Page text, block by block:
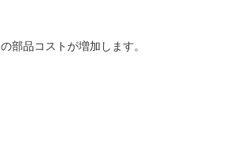
部品コストが増加します。